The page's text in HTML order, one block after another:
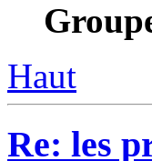
Haut
Re: les